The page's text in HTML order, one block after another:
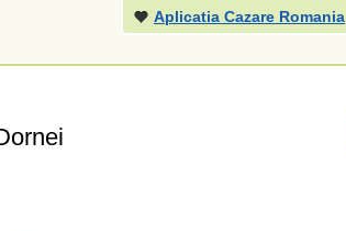
Aplicatia Cazare Romania